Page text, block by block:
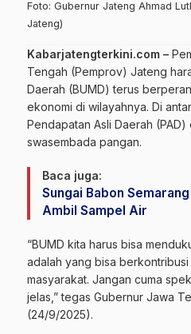
Foto: Gubernur Jateng Ahmad
Jateng)
Kabarjatengterkini.com –
Tengah (Pemprov) Jateng
Daerah (BUMD) terus
ekonomi di wilayahnya. Di
Pendapatan Asli Daerah
swasembada pangan.
Baca juga:
Sungai Babon
Ambil Sampel Air
“BUMD kita harus bisa
adalah yang bisa
masyarakat. Jangan cuma
jelas,” tegas Gubernur Jawa
(24/9/2025).